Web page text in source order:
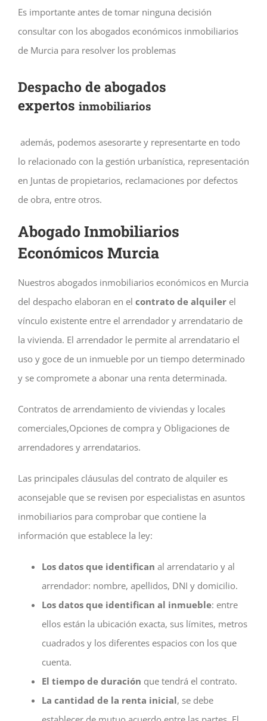
Es importante antes de tomar ninguna decisión
consultar con los abogados económicos inmobiliarios
de Murcia para resolver los problemas
Despacho de abogados
expertos inmobiliarios
además, podemos asesorarte y representarte en todo
lo relacionado con la gestión urbanística, representación
en Juntas de propietarios, reclamaciones por defectos
de obra, entre otros.
Abogado Inmobiliarios
Económicos Murcia
Nuestros abogados inmobiliarios económicos en Murcia
del despacho elaboran en el contrato de alquilerel
vínculo existente entre el arrendador y arrendatario de
la vivienda. El arrendador le permite al arrendatario el
uso y goce de un inmueble por un tiempo determinado
y se compromete a abonar una renta determinada.
Contratos de arrendamiento de viviendas y locales
comerciales,Opciones de compra y Obligaciones de
arrendadores y arrendatarios.
Las principales cláusulas del contrato de alquiler es
aconsejable que se revisen por especialistas en asuntos
inmobiliarios para comprobar que contiene la
información que establece la ley:
Los datos que identifican al arrendatario y al
arrendador: nombre, apellidos, DNI y domicilio.
Los datos que identifican al inmueble: entre
ellos están la ubicación exacta, sus límites, metros
cuadrados y los diferentes espacios con los que
cuenta.
El tiempo de duración que tendrá el contrato.
La cantidad de la renta inicial, se debe